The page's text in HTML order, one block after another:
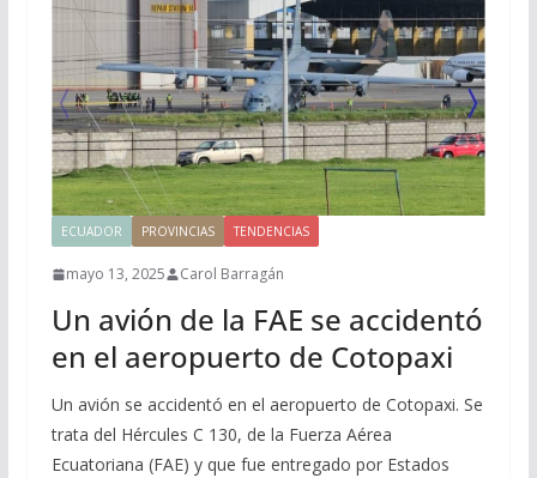
ECUADOR PROVINCIAS TENDENCIAS
mayo 13, 2025 Carol Barragán
Un avión de la FAE se accidentó
en el aeropuerto de Cotopaxi
Un avión se accidentó en el aeropuerto de Cotopaxi. Se
trata del Hércules C 130, de la Fuerza Aérea
Ecuatoriana (FAE) y que fue entregado por Estados